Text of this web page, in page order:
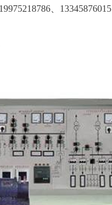
、13345876015